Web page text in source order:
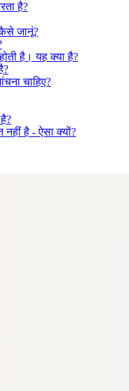
है?
कैसे जानूं?
है। यह क्या है?
चाहिए?
है - ऐसा क्यों?